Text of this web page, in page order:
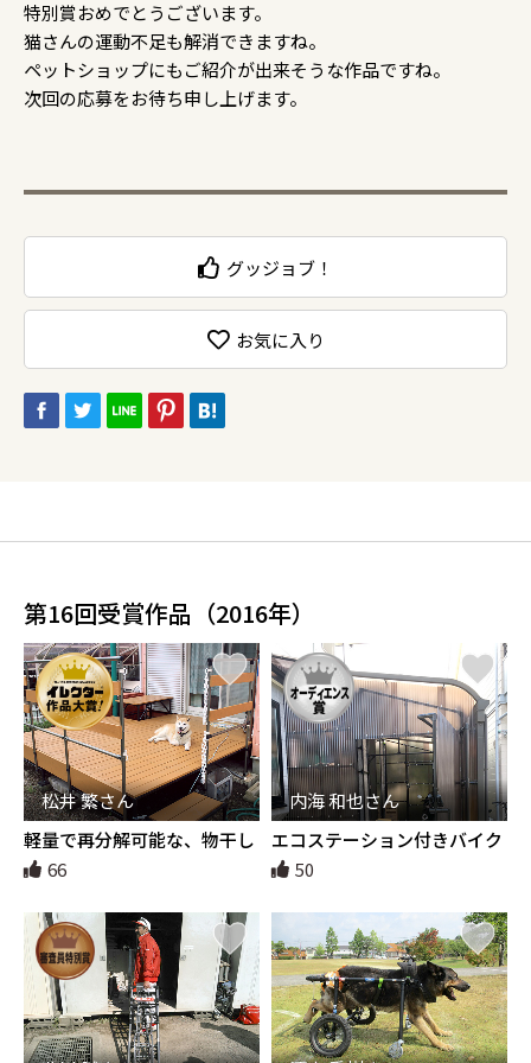
特別賞おめでとうございます。
猫さんの運動不足も解消できますね。
ペットショップにもご紹介が出来そうな作品ですね。
次回の応募をお待ち申し上げます。
グッジョブ！
お気に入り
第16回受賞作品（2016年）
松井 繁さん
軽量で再分解可能な、物干し
台一体型ウッドデッキ
66
内海 和也さん
エコステーション付きバイク
車庫兼物置
50